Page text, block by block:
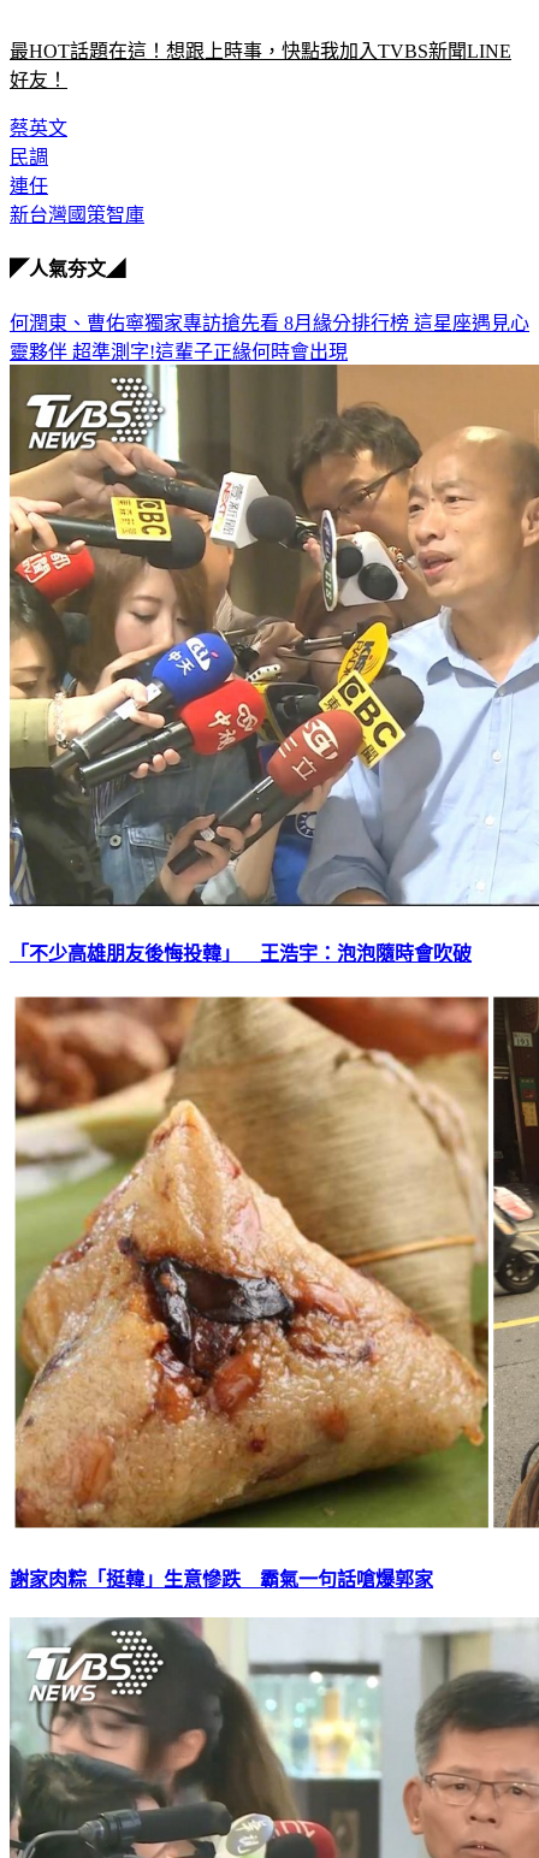
最HOT話題在這！想跟上時事，快點我加入TVBS新聞LINE
好友！
蔡英文
民調
連任
新台灣國策智庫
◤人氣夯文◢
何潤東、曹佑寧獨家專訪搶先看 8月緣分排行榜 這星座遇見心
靈夥伴 超準測字!這輩子正緣何時會出現
「不少高雄朋友後悔投韓」 王浩宇：泡泡隨時會吹破
謝家肉粽「挺韓」生意慘跌 霸氣一句話嗆爆郭家